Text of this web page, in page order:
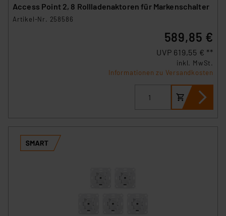
Access Point 2, 8 Rollladenaktoren für Markenschalter
Artikel-Nr. 258586
589,85 €
UVP 619,55 € **
inkl. MwSt.
Informationen zu Versandkosten